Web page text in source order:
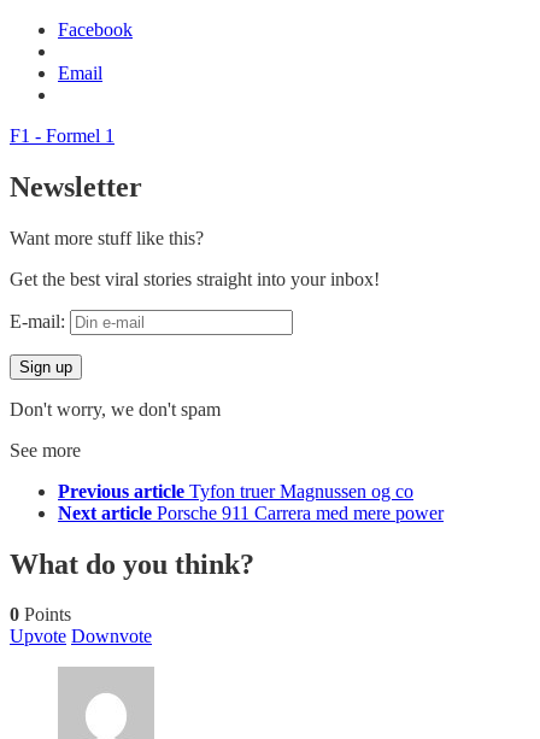
Facebook
Email
F1 - Formel 1
Newsletter
Want more stuff like this?
Get the best viral stories straight into your inbox!
E-mail:
Don't worry, we don't spam
See more
Previous article Tyfon truer Magnussen og co
Next article Porsche 911 Carrera med mere power
What do you think?
0 Points
Upvote Downvote